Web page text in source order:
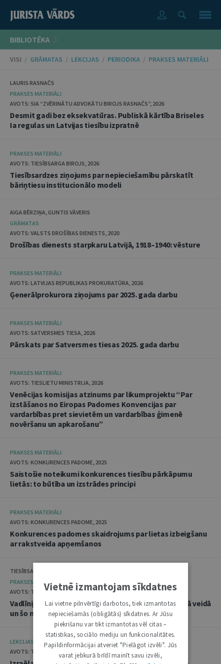
BIBLIOTĒKA
VISI / GRĀMATAS / LEKCIJAS / PERIODIKA / PRAKSES MATERIĀLI
LAURIS RASNAČS
PRAKSES MATERIĀLI
AVOTS: SIA “ZVĒRINĀTU ADVOKĀTU BIROJS RASNAČS”, 2026
Desmit gadi bez eksekvatūras. Publiskā kārtība Briseles
Ia regulas un Latvijas tiesību izpratnē
PRAKSES MATERIĀLI
AVOTS: TIESĪBSARGA BIROJS, 2026
Tiesībsardzes ziņojums par nepieciešamību pārskatīt
bāriņtiesu institucionālo modeli
AIGA BĒRZIŅA, GUNTIS VĀVERIS
GRĀMATAS
AVOTS: VALSTS DROŠĪBAS DIENESTS, 2020
Drošības dienests starpkaru Latvijā, 1918–1940: vēsture
PRAKSES MATERIĀLI
AVOTS: LATVIJAS REPUBLIKAS PROKURATŪRA, 2026
Ģenerālprokurora ziņojums par 2025. gada darbu
PRAKSES MATERIĀLI
AVOTS: SATVERSMES TIESA, 2026
Pārskats par Satversmes tiesas 2025. gada darbu
PRAKSES MATERIĀLI
AVOTS: TIESLIETU MINISTRIJA, 2026
Venēcijas komisijas atzinums par likumprojektu “Par
izstāšanos no Eiropas Padomes Konvencijas par
vardarbības pret sievietēm un vardarbības ģimenē
novēršanu un apkarošanu”
PRAKSES MATERIĀLI
AVOTS: KONKURENCES PADOME, 2025
Saistošie noteikumi konkurences tiesību pārkāpumu
lietās: to būtība un izstrādes principi
PRAKSES MATERIĀLI
AVOTS: KONKURENCES PADOME, 2025
Konkurences padomes skaidrojums par lietas izbeigšanu
ar rakstveida apņemšanos
TIESĪBSARGA BIROJS, DATU VALSTS INSPEKCIJA
PRAKSES MATERIĀLI
AVOTS: TIESĪBSARGA BIROJS, 2025
Vadlīnijas "Amatpersonu datu apstrāde audiovizuālā veidā
un šo materiālu publicēšana"
LEKCIJAS
AVOTS: TIESLIETU AKADĒMIJA, 2025
Vietnē izmantojam sīkdatnes
Lai vietne pilnvērtīgi darbotos, tiek izmantotas
nepieciešamās (obligātās) sīkdatnes. Ar Jūsu
piekrišanu var tikt izmantotas vēl citas –
statistikas, sociālo mediju un funkcionalitātes.
Papildinformācijai atveriet "Pielāgot izvēli". Jūs
varat jebkurā brīdī mainīt savu izvēli,